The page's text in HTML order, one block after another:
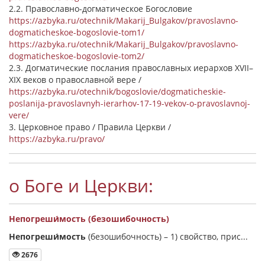
2.2. Православно-догматическое Богословие
https://azbyka.ru/otechnik/Makarij_Bulgakov/pravoslavno-
dogmaticheskoe-bogoslovie-tom1/
https://azbyka.ru/otechnik/Makarij_Bulgakov/pravoslavno-
dogmaticheskoe-bogoslovie-tom2/
2.3. Догматические послания православных иерархов XVII–
XIX веков о православной вере /
https://azbyka.ru/otechnik/bogoslovie/dogmaticheskie-
poslanija-pravoslavnyh-ierarhov-17-19-vekov-o-pravoslavnoj-
vere/
3. Церковное право / Правила Церкви /
https://azbyka.ru/pravo/
о Боге и Церкви:
Непогреши́мость (безошибочность)
Непогреши́мость (безошибочность) – 1) свойство, прис...
2676